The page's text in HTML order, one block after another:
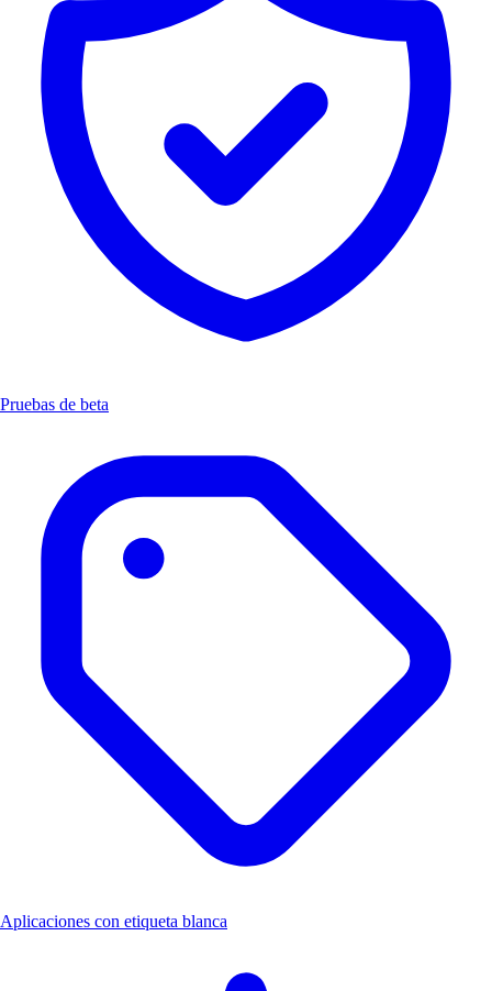
Pruebas de beta
Aplicaciones con etiqueta blanca